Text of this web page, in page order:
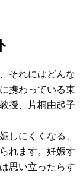
それにはどんな
携わっている東
授、片桐由起子
しにくくなる、
れます。妊娠す
思い立ったらす